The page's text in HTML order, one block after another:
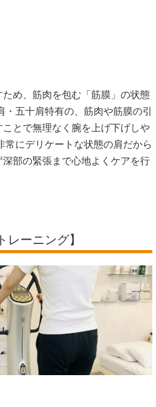
かけない「しなやかな体の使い
ていきます。
間板をいたわるための「基礎エク
整えた状態を維持する「支える
の不安を解消し自信を持って動け